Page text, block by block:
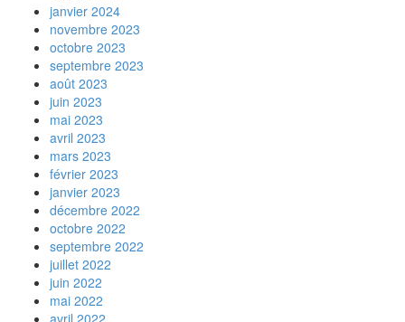
janvier 2024
novembre 2023
octobre 2023
septembre 2023
août 2023
juin 2023
mai 2023
avril 2023
mars 2023
février 2023
janvier 2023
décembre 2022
octobre 2022
septembre 2022
juillet 2022
juin 2022
mai 2022